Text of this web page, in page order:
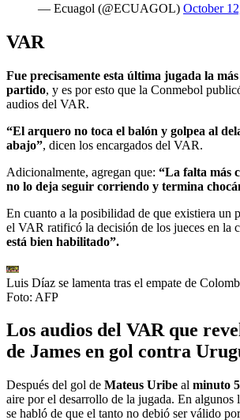
— Ecuagol (@ECUAGOL) October
VAR
Fue precisamente esta última jugada la
partido, y es por esto que la Conmebol
audios del VAR.
“El arquero no toca el balón y golpea al
abajo”, dicen los encargados del VAR.
Adicionalmente, agregan que: “La falta más
no lo deja seguir corriendo y termina
En cuanto a la posibilidad de que existiera un
el VAR ratificó la decisión de los jueces en la
está bien habilitado”.
Luis Díaz se lamenta tras el empate de
Foto: AFP
Los audios del VAR que
de James en gol contra
Después del gol de Mateus Uribe al minuto
aire por el desarrollo de la jugada. En algunos
se habló de que el tanto no debió ser válido